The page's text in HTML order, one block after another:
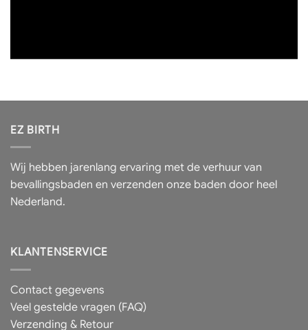
EZ BIRTH
Wij hebben jarenlang ervaring met de verhuur van
bevallingsbaden en verzenden onze baden door heel
Nederland.
KLANTENSERVICE
Contact gegevens
Veel gestelde vragen (FAQ)
Verzending & Retour